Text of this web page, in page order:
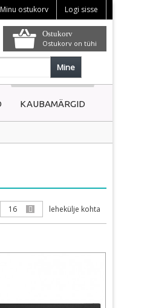
Minu ostukorv Logi sisse
Ostukorv
Ostukorv on tühi
KAUBAMÄRGID
Mine
16 lehekülje kohta